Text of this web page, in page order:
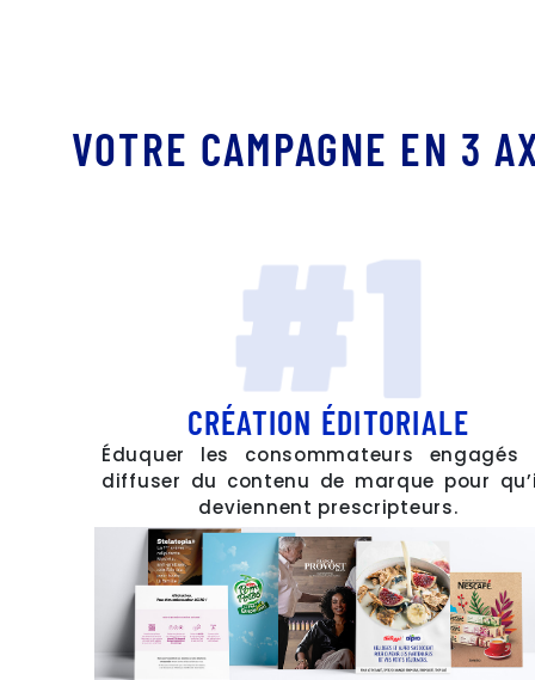
VOTRE CAMPAGNE EN 3
CRÉATION ÉDITORIALE
Éduquer les consommateurs engagés
diffuser du contenu de marque pour
deviennent prescripteurs.